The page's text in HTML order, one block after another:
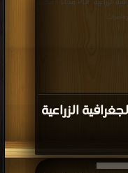
الزراعية
مرات